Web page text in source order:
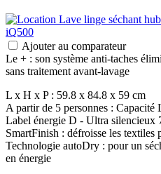
Ajouter au comparateur
Le + : son système anti-taches
sans traitement avant-lavage
L x H x P : 59.8 x 84.8 x 59 cm
A partir de 5 personnes :
Label énergie D - Ultra silencieux
SmartFinish : défroisse les textiles
Technologie autoDry : pour un
en énergie